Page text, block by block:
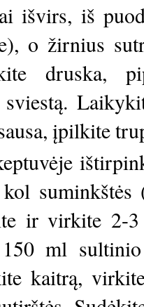
išvirs, iš
o žirnius
druska,
sviestą.
įpilkite
kol
ir virkite 2-3
ml
kaitrą,